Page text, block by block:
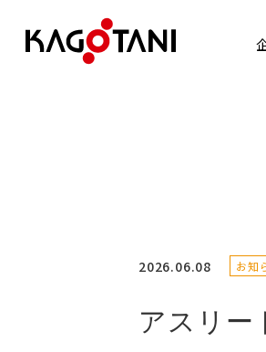
2026.06.08 お知
アスリー